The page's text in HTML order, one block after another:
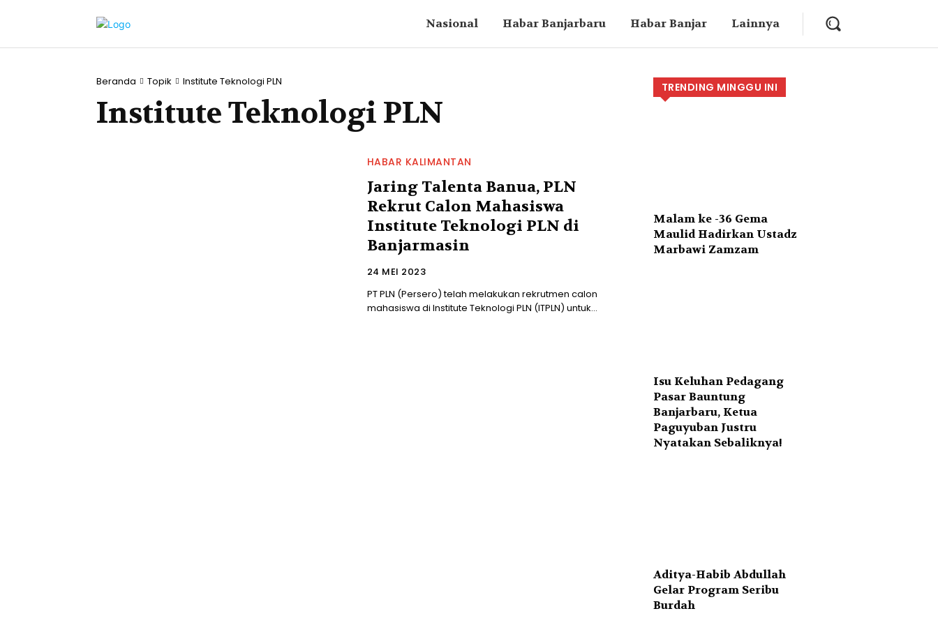
Nasional Habar Banjarbaru Habar Banjar Lainnya
Beranda Topik Institute Teknologi PLN
Institute Teknologi PLN
HABAR KALIMANTAN
Jaring Talenta Banua, PLN
Rekrut Calon Mahasiswa
Institute Teknologi PLN di
Banjarmasin
24 MEI 2023
PT PLN (Persero) telah melakukan rekrutmen calon
mahasiswa di Institute Teknologi PLN (ITPLN) untuk...
TRENDING MINGGU INI
Malam ke -36 Gema
Maulid Hadirkan Ustadz
Marbawi Zamzam
Isu Keluhan Pedagang
Pasar Bauntung
Banjarbaru, Ketua
Paguyuban Justru
Nyatakan Sebaliknya!
Aditya-Habib Abdullah
Gelar Program Seribu
Burdah